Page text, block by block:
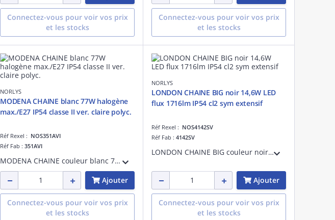
Connectez-vous pour voir vos prix
et les stocks
Connectez-vous pour voir vos prix
et les stocks
NORLYS
MODENA CHAINE blanc 77W halogène
max./E27 IP54 classe II ver. claire polyc.
Réf Rexel : NOS351AVI
Réf Fab : 351AVI
MODENA CHAINE couleur blanc 77W halogène max./E27 IP54 classe II verrerie claire polycarbonate
Ajouter
Connectez-vous pour voir vos prix
et les stocks
NORLYS
LONDON CHAINE BIG noir 14,6W LED
flux 1716lm IP54 cl2 sym extensif
Réf Rexel : NOS4142SV
Réf Fab : 4142SV
LONDON CHAINE BIG couleur noir 14,6W LED flux utile 1716lm symétrique extensif IP54 classe II
Ajouter
Connectez-vous pour voir vos prix
et les stocks